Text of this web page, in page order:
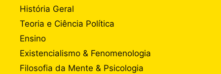
História Geral
Teoria e Ciência Política
Ensino
Existencialismo & Fenomenologia
Filosofia da Mente & Psicologia